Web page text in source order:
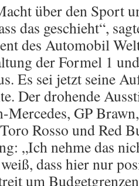
über den Sport
das geschieht“,
des Automobil
der Formel 1
Es sei jetzt seine
Der drohende
GP
Rosso und Red
„Ich nehme das
dass hier nur
um